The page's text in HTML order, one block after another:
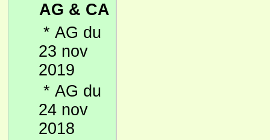
AG & CA
* AG du
23 nov
2019
* AG du
24 nov
2018